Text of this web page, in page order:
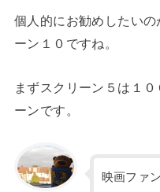
個人的にお勧めしたい
ーン１０ですね。
まずスクリーン５は１
ーンです。
映画ファ